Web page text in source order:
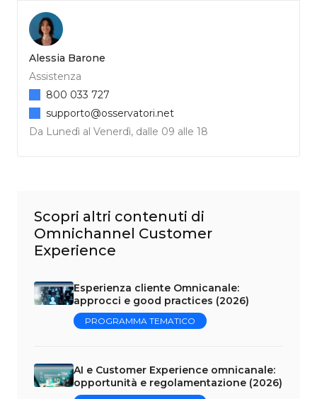
Alessia Barone
Assistenza
Da Lunedì al Venerdì, dalle 09 alle 18
800 033 727
supporto@osservatori.net
Scopri altri contenuti di
Omnichannel Customer
Experience
Esperienza cliente Omnicanale:
approcci e good practices (2026)
PROGRAMMA TEMATICO
AI e Customer Experience omnicanale:
opportunità e regolamentazione (2026)